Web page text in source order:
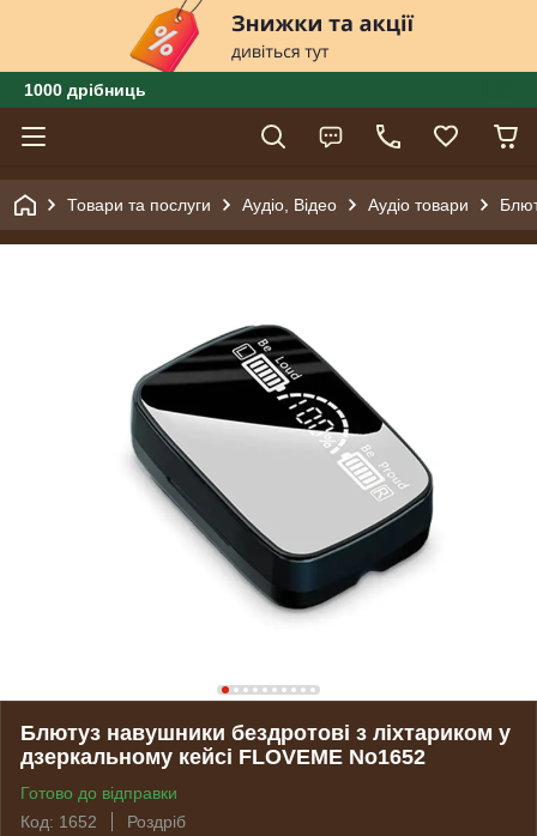
1000 дрібниць
Товари та послуги Аудіо, Відео Аудіо товари
Блютуз навушники бездротові з ліхтариком у
дзеркальному кейсі FLOVEME No1652
Готово до відправки
Код: 1652
Роздріб